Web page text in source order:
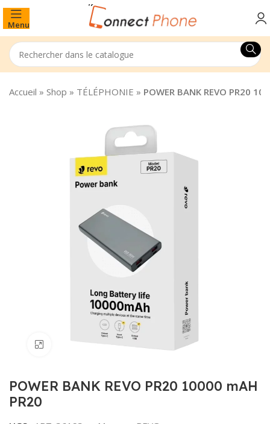
Menu
Accueil » Shop » TÉLÉPHONIE » POWER BANK REVO PR20
Agrandir
POWER BANK REVO PR20 10000 mAH
PR20